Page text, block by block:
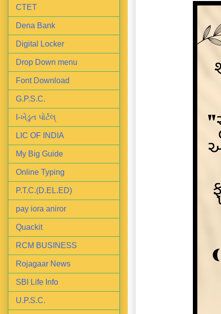
CTET
Dena Bank
Digital Locker
Drop Down menu
Font Download
G.P.S.C.
I-ખેડુત પોર્ટલ્
LIC OF INDIA
My Big Guide
Online Typing
P.T.C.(D.EL.ED)
pay iora aniror
Quackit
RCM BUSINESS
Rojagaar News
SBI Life Info
U.P.S.C.